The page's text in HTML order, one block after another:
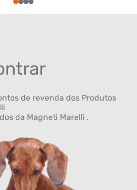
1234
de revenda dos Produtos
da Magneti Marelli .